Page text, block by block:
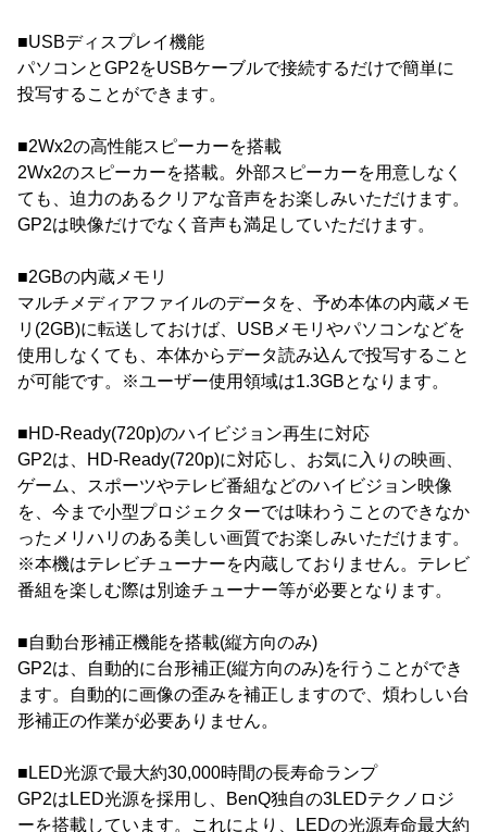
■USBディスプレイ機能
パソコンとGP2をUSBケーブルで接続するだけで簡単に
投写することができます。
■2Wx2の高性能スピーカーを搭載
2Wx2のスピーカーを搭載。外部スピーカーを用意しなく
ても、迫力のあるクリアな音声をお楽しみいただけます。
GP2は映像だけでなく音声も満足していただけます。
■2GBの内蔵メモリ
マルチメディアファイルのデータを、予め本体の内蔵メモ
リ(2GB)に転送しておけば、USBメモリやパソコンなどを
使用しなくても、本体からデータ読み込んで投写すること
が可能です。※ユーザー使用領域は1.3GBとなります。
■HD-Ready(720p)のハイビジョン再生に対応
GP2は、HD-Ready(720p)に対応し、お気に入りの映画、
ゲーム、スポーツやテレビ番組などのハイビジョン映像
を、今まで小型プロジェクターでは味わうことのできなか
ったメリハリのある美しい画質でお楽しみいただけます。
※本機はテレビチューナーを内蔵しておりません。テレビ
番組を楽しむ際は別途チューナー等が必要となります。
■自動台形補正機能を搭載(縦方向のみ)
GP2は、自動的に台形補正(縦方向のみ)を行うことができ
ます。自動的に画像の歪みを補正しますので、煩わしい台
形補正の作業が必要ありません。
■LED光源で最大約30,000時間の長寿命ランプ
GP2はLED光源を採用し、BenQ独自の3LEDテクノロジ
ーを搭載しています。これにより、LEDの光源寿命最大約